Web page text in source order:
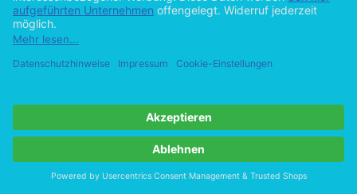
Zur Desktop-Version
Copyright ©Imprint in der Bedey & Thoms Media GmbH
byOpen Publishing